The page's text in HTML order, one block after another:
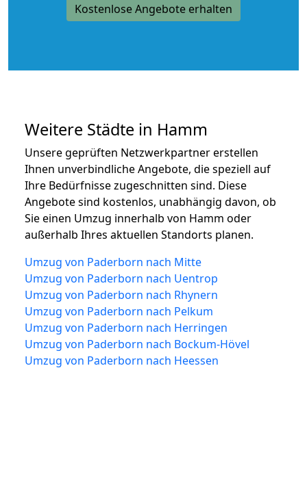
Kostenlose Angebote erhalten
Weitere Städte in Hamm
Unsere geprüften Netzwerkpartner erstellen
Ihnen unverbindliche Angebote, die speziell auf
Ihre Bedürfnisse zugeschnitten sind. Diese
Angebote sind kostenlos, unabhängig davon, ob
Sie einen Umzug innerhalb von Hamm oder
außerhalb Ihres aktuellen Standorts planen.
Umzug von Paderborn nach Mitte
Umzug von Paderborn nach Uentrop
Umzug von Paderborn nach Rhynern
Umzug von Paderborn nach Pelkum
Umzug von Paderborn nach Herringen
Umzug von Paderborn nach Bockum-Hövel
Umzug von Paderborn nach Heessen